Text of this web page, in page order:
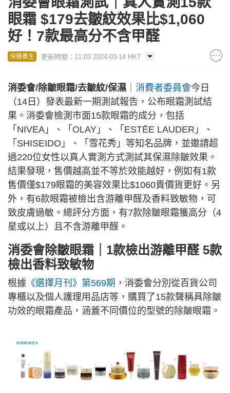
眼霜 $179去皺紋效果比$1,060
好！7款最高分不含甲醛
保健養生 更新時間：11:03 2024-03-14 HKT
消委會/除皺眼霜/去皺紋/保濕 消費者委員會今日
（14日）發表最新一期測試報告，公布眼霜測試結
果。消委會檢測市面15款眼霜的成分，包括
「NIVEA」、「OLAY」、「ESTĒE LAUDER」、
「SHISEIDO」、「雪花秀」等知名品牌，並邀請超
過220位女性以真人實測方式測試其保濕除皺效果。
結果發現，售價越高並不等於效能越好，例如有1款
售價僅$179眼霜的美容效果比$1060貴價貨更好。另
外，有6款眼霜被檢出含游離甲醛及香料致敏物，可
致皮膚過敏。總評分方面，有7款除皺眼霜獲高分（4
星或以上）且不含游離甲醛。
消委會除皺眼霜｜1款檢出游離甲醛 5款
檢出香料致敏物
根據 《選擇月刊》第569期 ，消委會分別從百貨公司
專櫃以及個人護理用品店等，購買了15款聲稱具除皺
功效的眼霜產品，涵蓋不同價位的型號的除皺眼霜。